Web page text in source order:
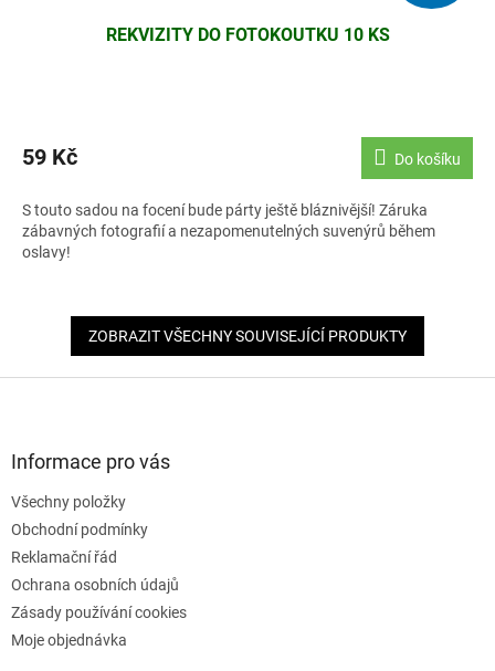
REKVIZITY DO FOTOKOUTKU 10 KS
59 Kč Do košíku
S touto sadou na focení bude párty ještě bláznivější! Záruka
zábavných fotografií a nezapomenutelných suvenýrů během
oslavy!
ZOBRAZIT VŠECHNY SOUVISEJÍCÍ PRODUKTY
Informace pro vás
Všechny položky
Obchodní podmínky
Reklamační řád
Ochrana osobních údajů
Zásady používání cookies
Moje objednávka